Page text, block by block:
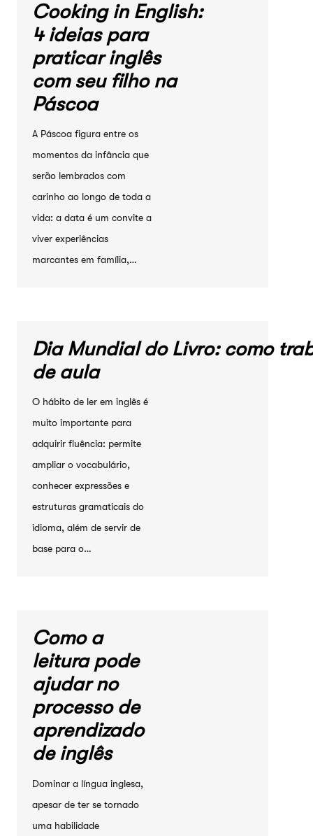
Cooking in English:
4 ideias para
praticar inglês
com seu filho na
Páscoa
A Páscoa figura entre os
momentos da infância que
serão lembrados com
carinho ao longo de toda a
vida: a data é um convite a
viver experiências
marcantes em família,…
Dia Mundial do Livro: como
de aula
O hábito de ler em inglês é
muito importante para
adquirir fluência: permite
ampliar o vocabulário,
conhecer expressões e
estruturas gramaticais do
idioma, além de servir de
base para o…
Como a
leitura pode
ajudar no
processo de
aprendizado
de inglês
Dominar a língua inglesa,
apesar de ter se tornado
uma habilidade